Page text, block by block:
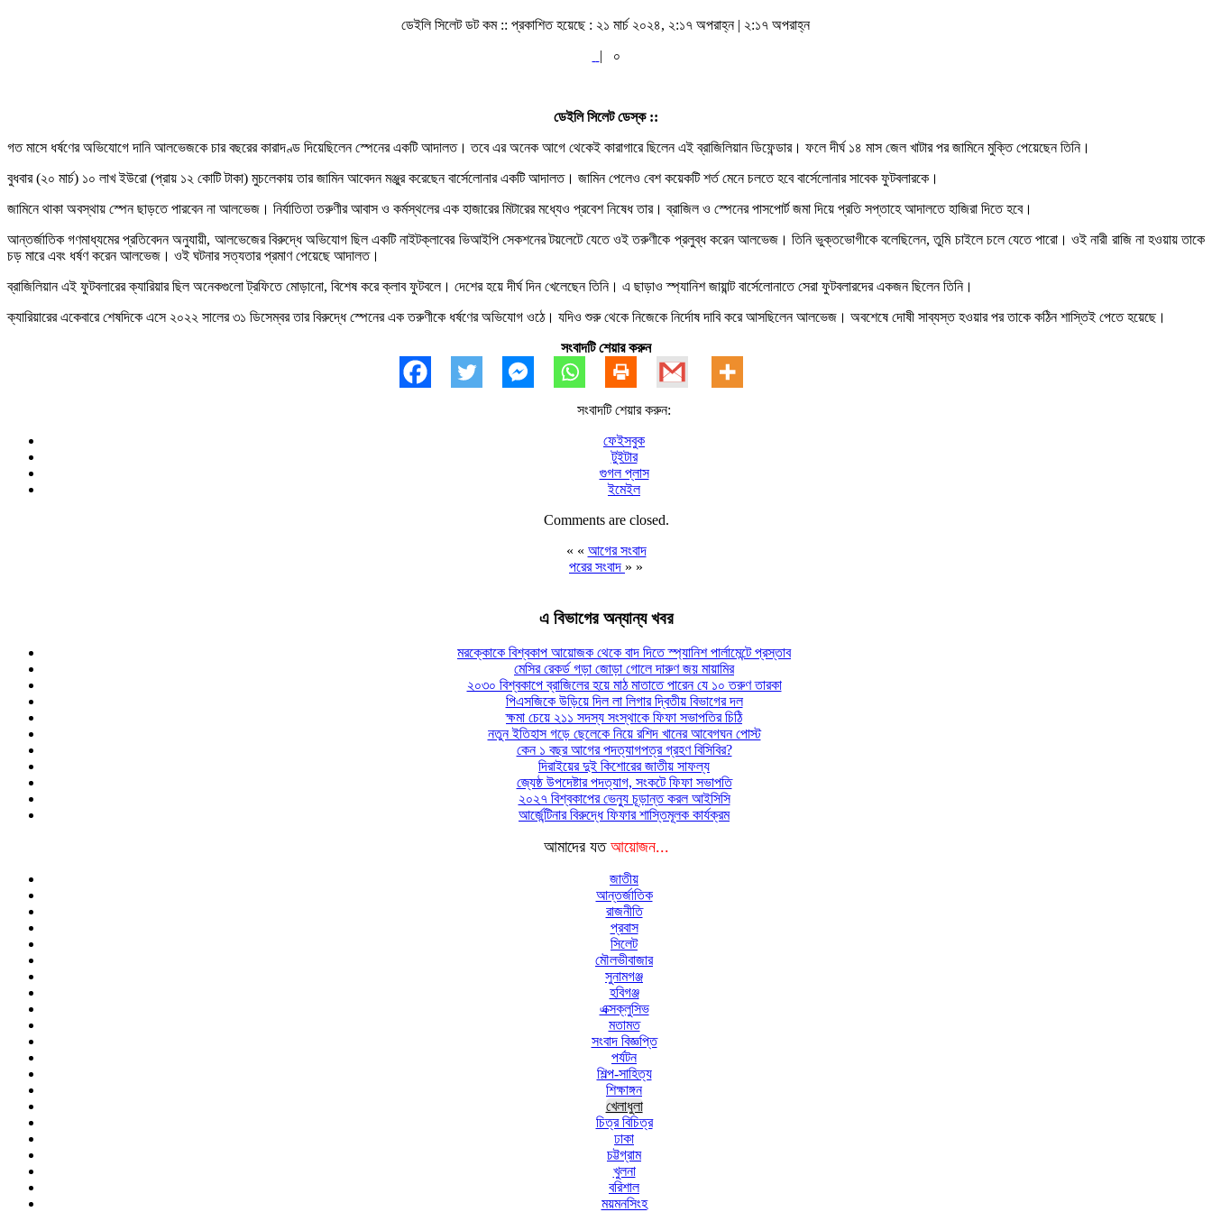
ডেইলি সিলেট ডট কম ::প্রকাশিত হয়েছে : ২১ মার্চ ২০২৪, ২:১৭ অপরাহ্ন | ২:১৭ অপরাহ্ন
|
০
ডেইলি সিলেট ডেস্ক ::
গত মাসে ধর্ষণের অভিযোগে দানি আলভেজকে চার বছরের কারাদণ্ড দিয়েছিলেন স্পেনের একটি আদালত। তবে এর অনেক আগে থেকেই কারাগারে ছিলেন এই ব্রাজিলিয়ান ডিফেন্ডার। ফলে দীর্ঘ ১৪ মাস জেল খাটার পর জামিনে মুক্তি পেয়েছেন তিনি।
বুধবার (২০ মার্চ) ১০ লাখ ইউরো (প্রায় ১২ কোটি টাকা) মুচলেকায় তার জামিন আবেদন মঞ্জুর করেছেন বার্সেলোনার একটি আদালত। জামিন পেলেও বেশ কয়েকটি শর্ত মেনে চলতে হবে বার্সেলোনার সাবেক ফুটবলারকে।
জামিনে থাকা অবস্থায় স্পেন ছাড়তে পারবেন না আলভেজ। নির্যাতিতা তরুণীর আবাস ও কর্মস্থলের এক হাজারের মিটারের মধ্যেও প্রবেশ নিষেধ তার। ব্রাজিল ও স্পেনের পাসপোর্ট জমা দিয়ে প্রতি সপ্তাহে আদালতে হাজিরা দিতে হবে।
আন্তর্জাতিক গণমাধ্যমের প্রতিবেদন অনুযায়ী, আলভেজের বিরুদ্ধে অভিযোগ ছিল একটি নাইটক্লাবের ভিআইপি সেকশনের টয়লেটে যেতে ওই তরুণীকে প্রলুব্ধ করেন আলভেজ। তিনি ভুক্তভোগীকে বলেছিলেন, তুমি চাইলে চলে যেতে পারো। ওই নারী রাজি না হওয়ায় তাকে
চড় মারে এবং ধর্ষণ করেন আলভেজ। ওই ঘটনার সত্যতার প্রমাণ পেয়েছে আদালত।
ব্রাজিলিয়ান এই ফুটবলারের ক্যারিয়ার ছিল অনেকগুলো ট্রফিতে মোড়ানো, বিশেষ করে ক্লাব ফুটবলে। দেশের হয়ে দীর্ঘ দিন খেলেছেন তিনি। এ ছাড়াও স্প্যানিশ জায়ান্ট বার্সেলোনাতে সেরা ফুটবলারদের একজন ছিলেন তিনি।
ক্যারিয়ারের একেবারে শেষদিকে এসে ২০২২ সালের ৩১ ডিসেম্বর তার বিরুদ্ধে স্পেনের এক তরুণীকে ধর্ষণের অভিযোগ ওঠে। যদিও শুরু থেকে নিজেকে নির্দোষ দাবি করে আসছিলেন আলভেজ। অবশেষে দোষী সাব্যস্ত হওয়ার পর তাকে কঠিন শাস্তিই পেতে হয়েছে।
সংবাদটি শেয়ার করুন
সংবাদটি শেয়ার করুন:
ফেইসবুক
টুইটার
গুগল প্লাস
ইমেইল
Comments are closed.
« « আগের সংবাদ
পরের সংবাদ » »
এ বিভাগের অন্যান্য খবর
মরক্কোকে বিশ্বকাপ আয়োজক থেকে বাদ দিতে স্প্যানিশ পার্লামেন্টে প্রস্তাব
মেসির রেকর্ড গড়া জোড়া গোলে দারুণ জয় মায়ামির
২০৩০ বিশ্বকাপে ব্রাজিলের হয়ে মাঠ মাতাতে পারেন যে ১০ তরুণ তারকা
পিএসজিকে উড়িয়ে দিল লা লিগার দ্বিতীয় বিভাগের দল
ক্ষমা চেয়ে ২১১ সদস্য সংস্থাকে ফিফা সভাপতির চিঠি
নতুন ইতিহাস গড়ে ছেলেকে নিয়ে রশিদ খানের আবেগঘন পোস্ট
কেন ১ বছর আগের পদত্যাগপত্র গ্রহণ বিসিবির?
দিরাইয়ের দুই কিশোরের জাতীয় সাফল্য
জ্যেষ্ঠ উপদেষ্টার পদত্যাগ, সংকটে ফিফা সভাপতি
২০২৭ বিশ্বকাপের ভেন্যু চূড়ান্ত করল আইসিসি
আর্জেন্টিনার বিরুদ্ধে ফিফার শাস্তিমূলক কার্যক্রম
আমাদের যত আয়োজন...
জাতীয়
আন্তর্জাতিক
রাজনীতি
প্রবাস
সিলেট
মৌলভীবাজার
সুনামগঞ্জ
হবিগঞ্জ
এক্সক্লুসিভ
মতামত
সংবাদ বিজ্ঞপ্তি
পর্যটন
শিল্প-সাহিত্য
শিক্ষাঙ্গন
খেলাধুলা
চিত্র বিচিত্র
ঢাকা
চট্টগ্রাম
খুলনা
বরিশাল
ময়মনসিংহ